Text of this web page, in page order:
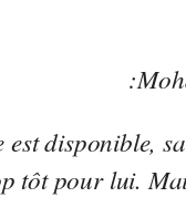
est disponible,
tôt pour lui.